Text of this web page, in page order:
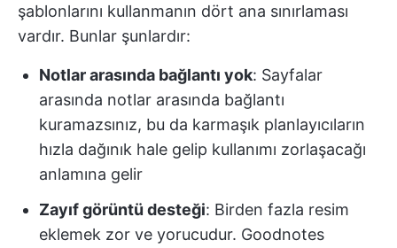
şablonlarını kullanmanın dört ana sınırlaması
vardır. Bunlar şunlardır:
Notlar arasında bağlantı yok: Sayfalar
arasında notlar arasında bağlantı
kuramazsınız, bu da karmaşık planlayıcıların
hızla dağınık hale gelip kullanımı zorlaşacağı
anlamına gelir
Zayıf görüntü desteği: Birden fazla resim
eklemek zor ve yorucudur. Goodnotes